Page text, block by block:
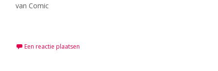
van Comic
Een reactie plaatsen